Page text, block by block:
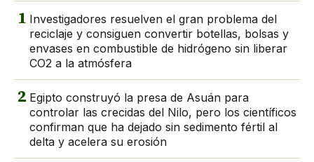
1 Investigadores resuelven el gran problema del
reciclaje y consiguen convertir botellas, bolsas y
envases en combustible de hidrógeno sin liberar
CO2 a la atmósfera
2 Egipto construyó la presa de Asuán para
controlar las crecidas del Nilo, pero los científicos
confirman que ha dejado sin sedimento fértil al
delta y acelera su erosión